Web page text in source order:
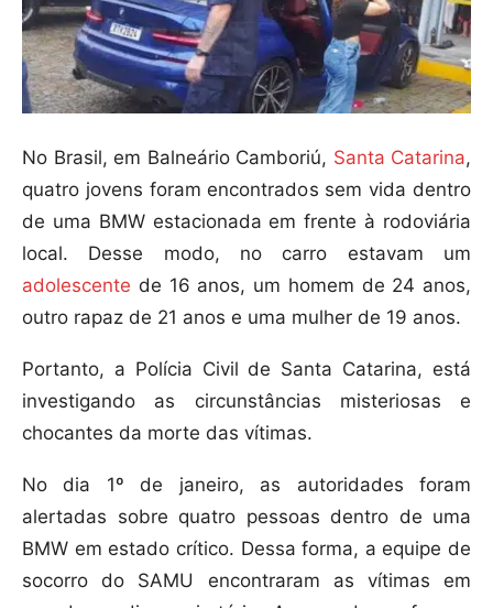
No Brasil, em Balneário Camboriú, Santa Catarina,
quatro jovens foram encontrados sem vida dentro
de uma BMW estacionada em frente à rodoviária
local. Desse modo, no carro estavam um
adolescente de 16 anos, um homem de 24 anos,
outro rapaz de 21 anos e uma mulher de 19 anos.
Portanto, a Polícia Civil de Santa Catarina, está
investigando as circunstâncias misteriosas e
chocantes da morte das vítimas.
No dia 1º de janeiro, as autoridades foram
alertadas sobre quatro pessoas dentro de uma
BMW em estado crítico. Dessa forma, a equipe de
socorro do SAMU encontraram as vítimas em